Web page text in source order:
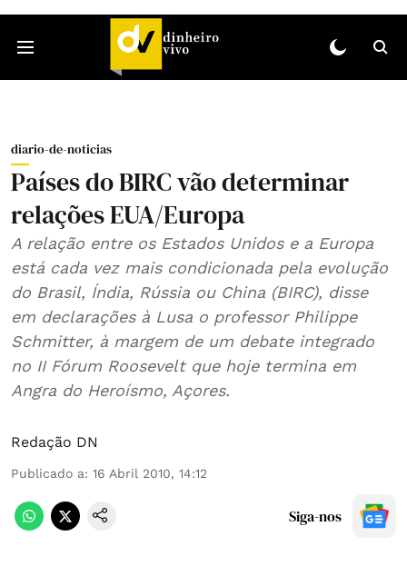
diario-de-noticias
Países do BIRC vão determinar
relações EUA/Europa
A relação entre os Estados Unidos e a Europa
está cada vez mais condicionada pela evolução
do Brasil, Índia, Rússia ou China (BIRC), disse
em declarações à Lusa o professor Philippe
Schmitter, à margem de um debate integrado
no II Fórum Roosevelt que hoje termina em
Angra do Heroísmo, Açores.
Redação DN
Publicado a: 16 Abril 2010, 14:12
Siga-nos